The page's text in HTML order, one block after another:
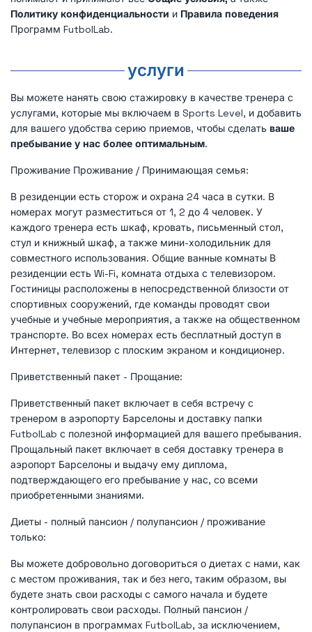
Политику конфиденциальности и Правила поведения
Программ FutbolLab.
услуги
Вы можете нанять свою стажировку в качестве тренера с
услугами, которые мы включаем в Sports Level, и добавить
для вашего удобства серию приемов, чтобы сделать ваше
пребывание у нас более оптимальным.
Проживание Проживание / Принимающая семья:
В резиденции есть сторож и охрана 24 часа в сутки. В
номерах могут разместиться от 1, 2 до 4 человек. У
каждого тренера есть шкаф, кровать, письменный стол,
стул и книжный шкаф, а также мини-холодильник для
совместного использования. Общие ванные комнаты В
резиденции есть Wi-Fi, комната отдыха с телевизором.
Гостиницы расположены в непосредственной близости от
спортивных сооружений, где команды проводят свои
учебные и учебные мероприятия, а также на общественном
транспорте. Во всех номерах есть бесплатный доступ в
Интернет, телевизор с плоским экраном и кондиционер.
Приветственный пакет - Прощание:
Приветственный пакет включает в себя встречу с
тренером в аэропорту Барселоны и доставку папки
FutbolLab с полезной информацией для вашего пребывания.
Прощальный пакет включает в себя доставку тренера в
аэропорт Барселоны и выдачу ему диплома,
подтверждающего его пребывание у нас, со всеми
приобретенными знаниями.
Диеты - полный пансион / полупансион / проживание
только:
Вы можете добровольно договориться о диетах с нами, как
с местом проживания, так и без него, таким образом, вы
будете знать свои расходы с самого начала и будете
контролировать свои расходы. Полный пансион /
полупансион в программах FutbolLab, за исключением,